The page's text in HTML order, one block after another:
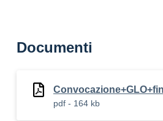
Documenti
pdf - 164 kb